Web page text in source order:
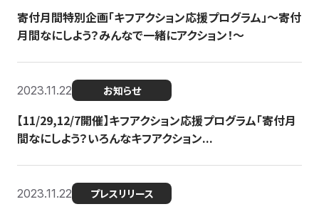
寄付月間特別企画「キフアクション応援プログラム」〜寄付
月間なにしよう？みんなで一緒にアクション！〜
2023.11.22 お知らせ
【11/29,12/7開催】キフアクション応援プログラム「寄付月
間なにしよう？いろんなキフアクション...
2023.11.22 プレスリリース